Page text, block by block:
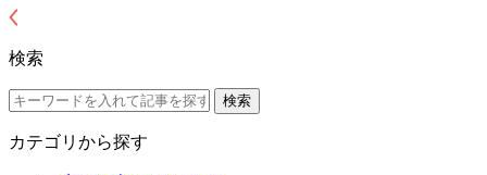
検索
カテゴリから探す